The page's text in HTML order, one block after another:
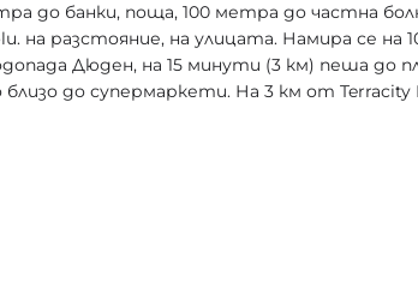
до банки, поща, 100 метра до частна
на разстояние, на улицата. Намира се на
Дюден, на 15 минути (3 км) пеша до
близо до супермаркети. На 3 км от Terracity